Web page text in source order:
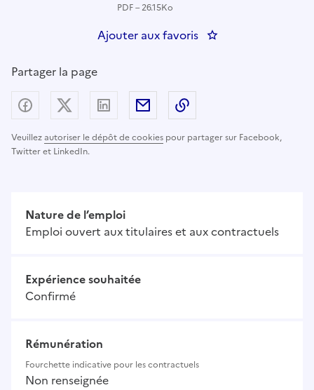
PDF – 26.15Ko
Ajouter aux favoris : Secrétaire général
Partager la page
Veuillezautoriser le dépôt de cookies pour partager sur Facebook,
Twitter et LinkedIn.
Partager sur Facebook
Partager sur X (anciennement Twitter) -
Partager sur LinkedIn
Partager par email
Nature de l’emploi
Emploi ouvert aux titulaires et aux contractuels
Expérience souhaitée
Confirmé
Rémunération
Fourchette indicative pour les contractuels
Non renseignée